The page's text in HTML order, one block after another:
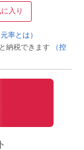
入り
元率とは）
納税できます
（控